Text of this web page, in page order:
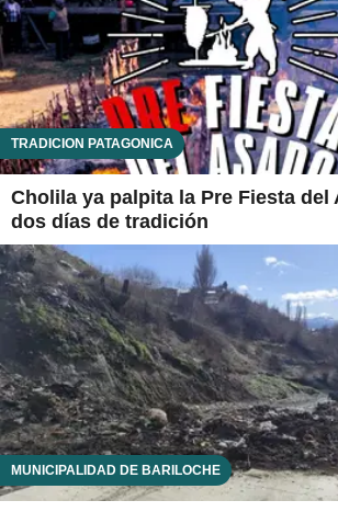
TRADICIÓN PATAGÓNICA
Cholila ya palpita la Pre Fiesta del
dos días de tradición
MUNICIPALIDAD DE BARILOCHE